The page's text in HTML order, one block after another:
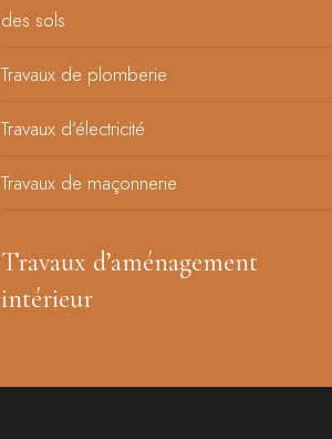
des sols
Travaux de plomberie
Travaux d’électricité
Travaux de maçonnerie
Travaux d’aménagement
intérieur